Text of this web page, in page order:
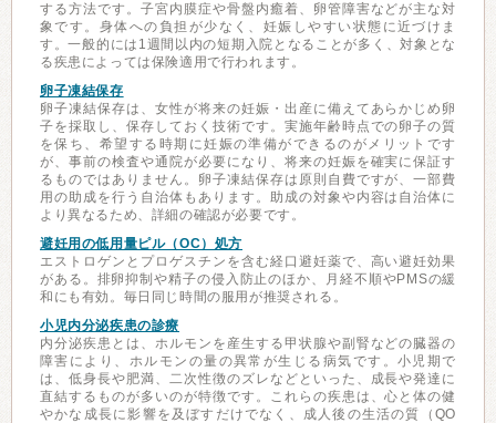
する方法です。子宮内膜症や骨盤内癒着、卵管障害などが主な対
象です。身体への負担が少なく、妊娠しやすい状態に近づけま
す。一般的には1週間以内の短期入院となることが多く、対象とな
る疾患によっては保険適用で行われます。
卵子凍結保存
卵子凍結保存は、女性が将来の妊娠・出産に備えてあらかじめ卵
子を採取し、保存しておく技術です。実施年齢時点での卵子の質
を保ち、希望する時期に妊娠の準備ができるのがメリットです
が、事前の検査や通院が必要になり、将来の妊娠を確実に保証す
るものではありません。卵子凍結保存は原則自費ですが、一部費
用の助成を行う自治体もあります。助成の対象や内容は自治体に
より異なるため、詳細の確認が必要です。
避妊用の低用量ピル（OC）処方
エストロゲンとプロゲスチンを含む経口避妊薬で、高い避妊効果
がある。排卵抑制や精子の侵入防止のほか、月経不順やPMSの緩
和にも有効。毎日同じ時間の服用が推奨される。
小児内分泌疾患の診療
内分泌疾患とは、ホルモンを産生する甲状腺や副腎などの臓器の
障害により、ホルモンの量の異常が生じる病気です。小児期で
は、低身長や肥満、二次性徴のズレなどといった、成長や発達に
直結するものが多いのが特徴です。これらの疾患は、心と体の健
やかな成長に影響を及ぼすだけでなく、成人後の生活の質（QO